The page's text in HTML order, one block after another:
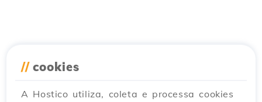
// cookies
A Hostico utiliza, coleta e processa cookies